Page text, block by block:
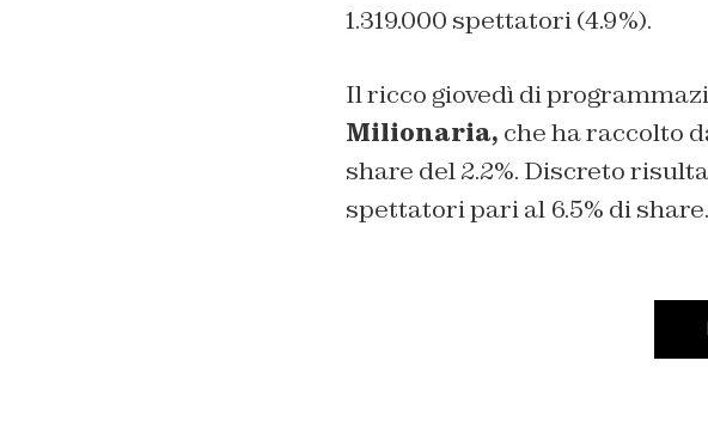
1.319.000 spettatori (4.9%).
Il ricco giovedì di
Milionaria, cheha raccolto
share del 2.2%. Discreto
spettatori pari al 6.5% di share.